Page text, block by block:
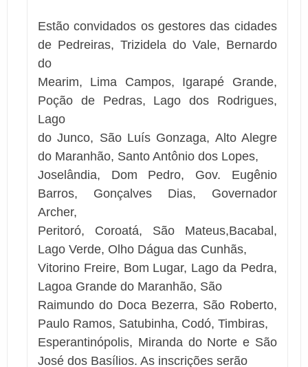
Estão convidados os gestores das cidades
de Pedreiras, Trizidela do Vale, Bernardo
do
Mearim, Lima Campos, Igarapé Grande,
Poção de Pedras, Lago dos Rodrigues,
Lago
do Junco, São Luís Gonzaga, Alto Alegre
do Maranhão, Santo Antônio dos Lopes,
Joselândia, Dom Pedro, Gov. Eugênio
Barros, Gonçalves Dias, Governador
Archer,
Peritoró, Coroatá, São Mateus,Bacabal,
Lago Verde, Olho Dágua das Cunhãs,
Vitorino Freire, Bom Lugar, Lago da Pedra,
Lagoa Grande do Maranhão, São
Raimundo do Doca Bezerra, São Roberto,
Paulo Ramos, Satubinha, Codó, Timbiras,
Esperantinópolis, Miranda do Norte e São
José dos Basílios. As inscrições serão